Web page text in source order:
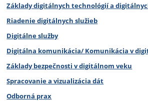
Základy digitálnych technológií a
Riadenie digitálnych služieb
Digitálne služby
Digitálna komunikácia/ Komunikácia v
Základy bezpečnosti v digitálnom veku
Spracovanie a vizualizácia dát
Odborná prax